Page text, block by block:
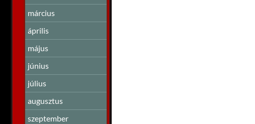
március
április
május
június
július
augusztus
szeptember